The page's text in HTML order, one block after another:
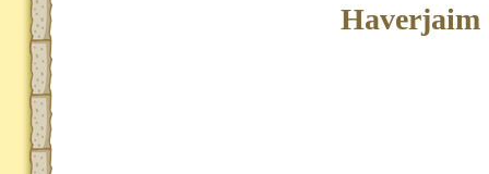
Haverjaim